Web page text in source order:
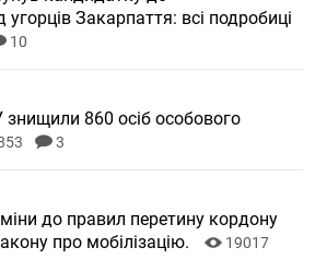
Закарпаття: всі подробиці
10
860 осіб особового
3
до правил перетину кордону
про мобілізацію.
19017